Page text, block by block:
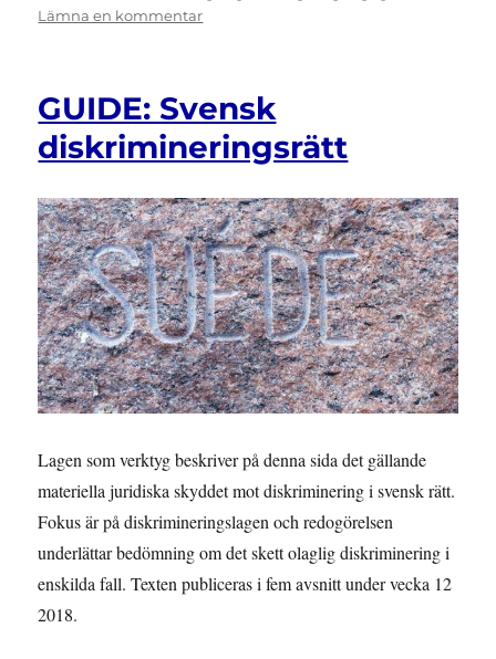
Lämna en kommentartill
tillgänglighet
några
lagar
och
författningar
GUIDE: Svensk
diskrimineringsrätt
Lagen som verktyg beskriver på denna sida det gällande
materiella juridiska skyddet mot diskriminering i svensk rätt.
Fokus är på diskrimineringslagen och redogörelsen
underlättar bedömning om det skett olaglig diskriminering i
enskilda fall. Texten publiceras i fem avsnitt under vecka 12
2018.